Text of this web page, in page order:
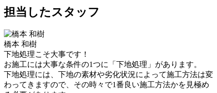
担当したスタッフ
橋本 和樹
下地処理こそ大事です！
お施工には大事な条件の1つに「下地処理」があります。
下地処理には、下地の素材や劣化状況によって施工方法は変
わってきますので、その時々で1番良い施工方法かを見極め